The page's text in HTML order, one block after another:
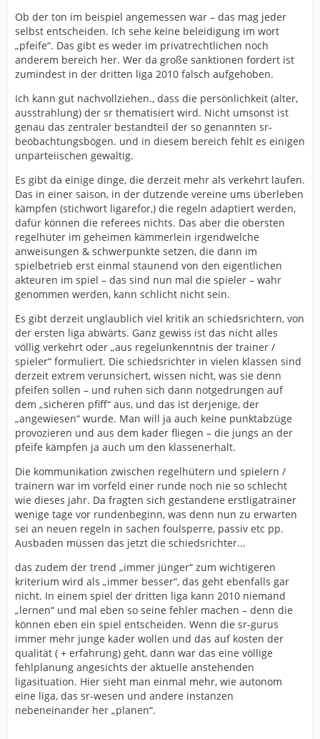
Ob der ton im beispiel angemessen war – das mag jeder
selbst entscheiden. Ich sehe keine beleidigung im wort
„pfeife“. Das gibt es weder im privatrechtlichen noch
anderem bereich her. Wer da große sanktionen fordert ist
zumindest in der dritten liga 2010 falsch aufgehoben.
Ich kann gut nachvollziehen., dass die persönlichkeit (alter,
ausstrahlung) der sr thematisiert wird. Nicht umsonst ist
genau das zentraler bestandteil der so genannten sr-
beobachtungsbögen. und in diesem bereich fehlt es einigen
unparteiischen gewaltig.
Es gibt da einige dinge, die derzeit mehr als verkehrt laufen.
Das in einer saison, in der dutzende vereine ums überleben
kämpfen (stichwort ligarefor,) die regeln adaptiert werden,
dafür können die referees nichts. Das aber die obersten
regelhüter im geheimen kämmerlein irgendwelche
anweisungen & schwerpunkte setzen, die dann im
spielbetrieb erst einmal staunend von den eigentlichen
akteuren im spiel – das sind nun mal die spieler – wahr
genommen werden, kann schlicht nicht sein.
Es gibt derzeit unglaublich viel kritik an schiedsrichtern, von
der ersten liga abwärts. Ganz gewiss ist das nicht alles
völlig verkehrt oder „aus regelunkenntnis der trainer /
spieler“ formuliert. Die schiedsrichter in vielen klassen sind
derzeit extrem verunsichert, wissen nicht, was sie denn
pfeifen sollen – und ruhen sich dann notgedrungen auf
dem „sicheren pfiff“ aus, und das ist derjenige, der
„angewiesen“ wurde. Man will ja auch keine punktabzüge
provozieren und aus dem kader fliegen – die jungs an der
pfeife kämpfen ja auch um den klassenerhalt.
Die kommunikation zwischen regelhütern und spielern /
trainern war im vorfeld einer runde noch nie so schlecht
wie dieses jahr. Da fragten sich gestandene erstligatrainer
wenige tage vor rundenbeginn, was denn nun zu erwarten
sei an neuen regeln in sachen foulsperre, passiv etc pp.
Ausbaden müssen das jetzt die schiedsrichter...
das zudem der trend „immer jünger“ zum wichtigeren
kriterium wird als „immer besser“, das geht ebenfalls gar
nicht. In einem spiel der dritten liga kann 2010 niemand
„lernen“ und mal eben so seine fehler machen – denn die
können eben ein spiel entscheiden. Wenn die sr-gurus
immer mehr junge kader wollen und das auf kosten der
qualität ( + erfahrung) geht, dann war das eine völlige
fehlplanung angesichts der aktuelle anstehenden
ligasituation. Hier sieht man einmal mehr, wie autonom
eine liga, das sr-wesen und andere instanzen
nebeneinander her „planen“.